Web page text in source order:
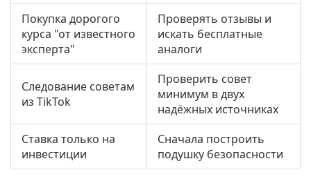
Покупка дорогого
курса "от известного
эксперта"
Проверять отзывы и
искать бесплатные
аналоги
Следование советам
из TikTok
Проверить совет
минимум в двух
надёжных источниках
Ставка только на
инвестиции
Сначала построить
подушку безопасности